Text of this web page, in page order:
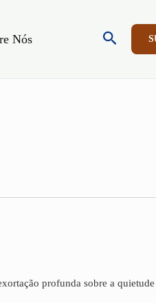
Nós
profunda sobre a